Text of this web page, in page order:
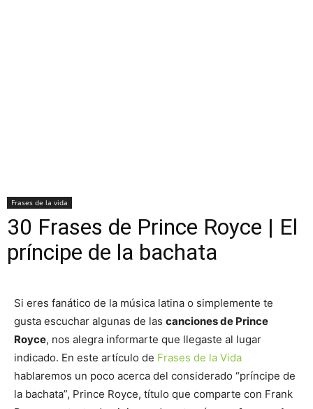
Frases de la vida
30 Frases de Prince Royce | El
príncipe de la bachata
Si eres fanático de la música latina o simplemente te
gusta escuchar algunas de las canciones de Prince
Royce, nos alegra informarte que llegaste al lugar
indicado. En este artículo de Frases de la Vida
hablaremos un poco acerca del considerado “príncipe de
la bachata”, Prince Royce, título que comparte con Frank